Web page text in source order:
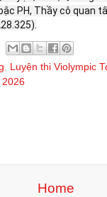
PH, Thầy cô quan
, Luyện thi Violympic
2026
Home